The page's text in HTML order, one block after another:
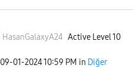
HasanGalaxyA24 Active Level 10
‎09-01-202410:59 PM in Diğer